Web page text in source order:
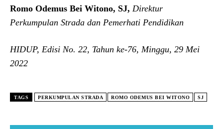
Romo Odemus Bei Witono, SJ, Direktur
Perkumpulan Strada dan Pemerhati Pendidikan
HIDUP, Edisi No. 22, Tahun ke-76, Minggu, 29 Mei
2022
TAGS PERKUMPULAN STRADA ROMO ODEMUS BEI WITONO SJ